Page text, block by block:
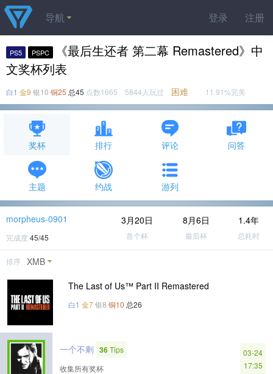
登录 注册
导航
PS5 PSPC
《最后生还者 第二幕 Remastered》中
文奖杯列表
白1 金9 银10 铜25 总45 点数1665 5844人玩过 困难 11.91%完美
奖杯 排行 评论 问答
主题 约战 游列
morpheus-0901
完成度 45/45
3月20日
首个杯
8月6日
最后杯
1.4年
总耗时
排序 XMB
The Last of Us™ Part II Remastered
白1 金7银8 铜10 总26
一个不剩 36Tips
收集所有奖杯
03-24
17:35